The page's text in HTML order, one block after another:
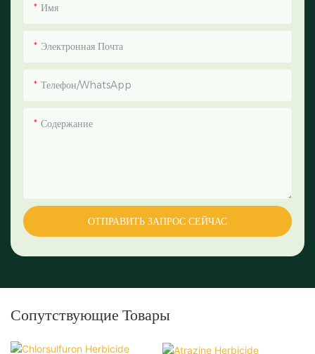
Имя
Электронная Почта
Телефон/WhatsApp
Содержание
ОТПРАВИТЬ ЗАПРОС СЕЙЧАС
Сопутствующие Товары